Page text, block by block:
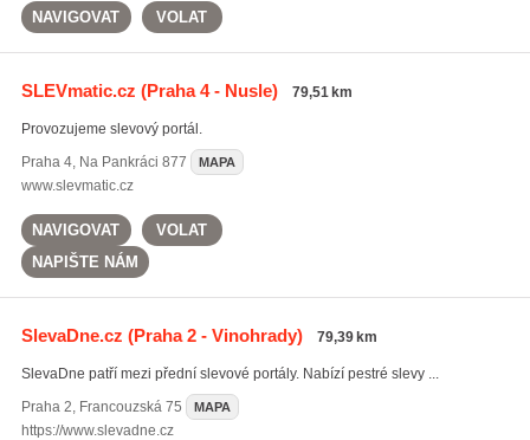
NAVIGOVAT VOLAT
SLEVmatic.cz (Praha 4 - Nusle) 79,51 km
Provozujeme slevový portál.
Praha 4, Na Pankráci 877 MAPA
www.slevmatic.cz
NAVIGOVAT
VOLAT
NAPIŠTE NÁM
SlevaDne.cz (Praha 2 - Vinohrady) 79,39 km
SlevaDne patří mezi přední slevové portály. Nabízí pestré slevy ...
Praha 2, Francouzská 75 MAPA
https://www.slevadne.cz